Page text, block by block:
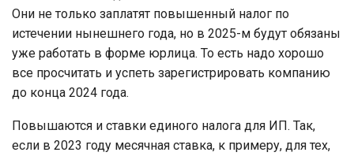
Они не только заплатят повышенный налог по
истечении нынешнего года, но в 2025-м будут обязаны
уже работать в форме юрлица. То есть надо хорошо
все просчитать и успеть зарегистрировать компанию
до конца 2024 года.
Повышаются и ставки единого налога для ИП. Так,
если в 2023 году месячная ставка, к примеру, для тех,